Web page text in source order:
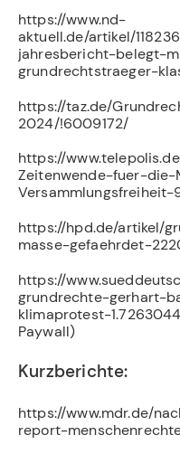
https://www.nd-
aktuell.de/artikel/
jahresbericht-belegt-
grundrechtstraeger-
https://taz.de/
2024/!6009172/
https://
Zeitenwende-fuer-
Versammlungsfreiheit-
https://hpd.de/artikel/
masse-gefaehrdet-
https://
grundrechte-gerhart-
klimaprotest-
Paywall)
Kurzberichte:
https://www.mdr.de/
report-